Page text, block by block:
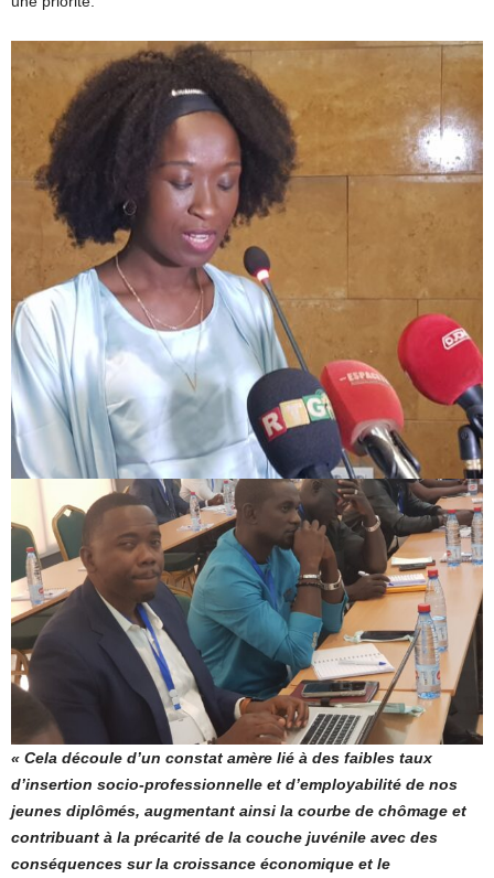
« Cela découle d’un constat amère lié à des faibles taux
d’insertion socio-professionnelle et d’employabilité de nos
jeunes diplômés, augmentant ainsi la courbe de chômage et
contribuant à la précarité de la couche juvénile avec des
conséquences sur la croissance économique et le